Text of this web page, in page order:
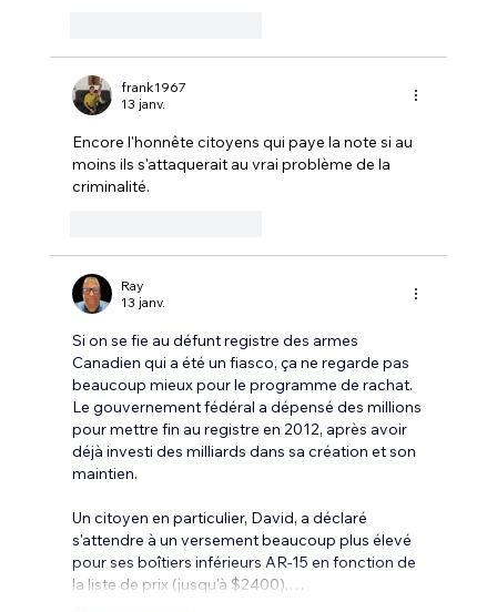
frank1967
13 janv.
Encore l'honnête citoyens qui paye la note si au
moins ils s'attaquerait au vrai problème de la
criminalité.
Ray
13 janv.
Si on se fie au défunt registre des armes
Canadien qui a été un fiasco, ça ne regarde pas
beaucoup mieux pour le programme de rachat.
Le gouvernement fédéral a dépensé des millions
pour mettre fin au registre en 2012, après avoir
déjà investi des milliards dans sa création et son
maintien.
Un citoyen en particulier, David, a déclaré
s'attendre à un versement beaucoup plus élevé
pour ses boîtiers inférieurs AR-15 en fonction de
la liste de prix (jusqu'à $2400),…